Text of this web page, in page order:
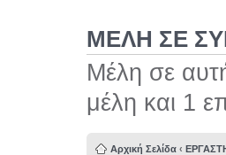
ΜΕΛΗ ΣΕ
Μέλη σε
μέλη και 1
Αρχική Σελίδα ‹